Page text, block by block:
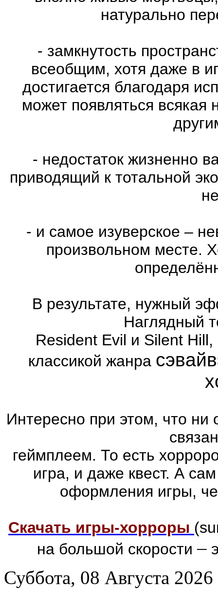
натурально
- замкнутость
всеобщим, хотя даже в
достигается благодаря
может появляться всякая
- недостаток жизненно
приводящий к тотальной
- и самое изуверское –
произвольном месте.
В результате, нужный
Наглядный
Resident Evil и Silent
классикой жанра
Интересно при этом, что ни
геймплеем. То есть
игра, и даже квест. А
оформления игры,
Скачать игры-хорроры
на большой скорости–
Суббота, 08 Августа 2026